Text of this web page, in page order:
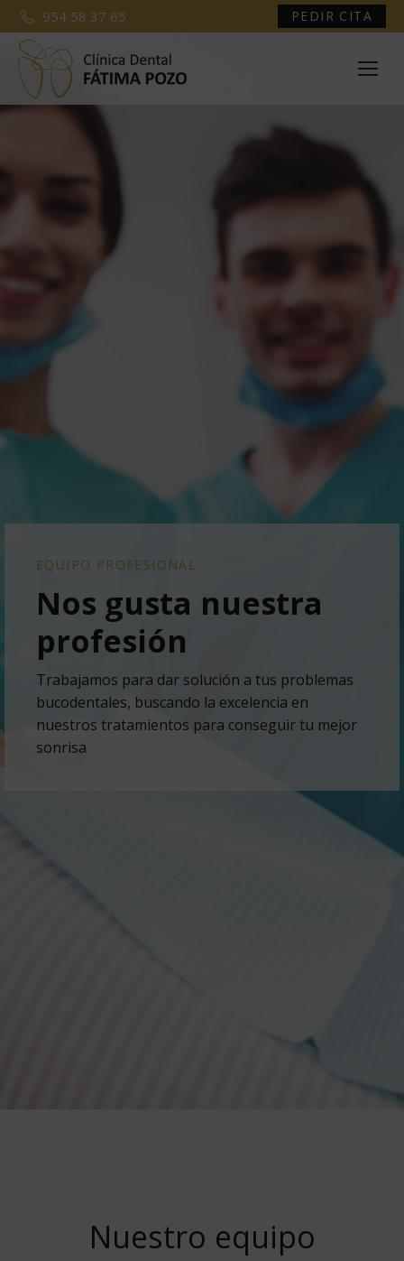
954 58 37 65 PEDIR CITA
EQUIPO PROFESIONAL
Nos gusta nuestra
profesión
Trabajamos para dar solución a tus problemas
bucodentales, buscando la excelencia en
nuestros tratamientos para conseguir tu mejor
sonrisa
Nuestro equipo